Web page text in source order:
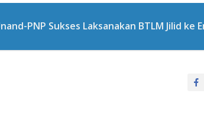
PNP Sukses Laksanakan BTLM Jilid ke